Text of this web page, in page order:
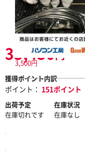
3,500円
33,430円
獲得ポイント内訳
ポイント： 151ポイント
出荷予定
在庫切れです
在庫状況
在庫なし